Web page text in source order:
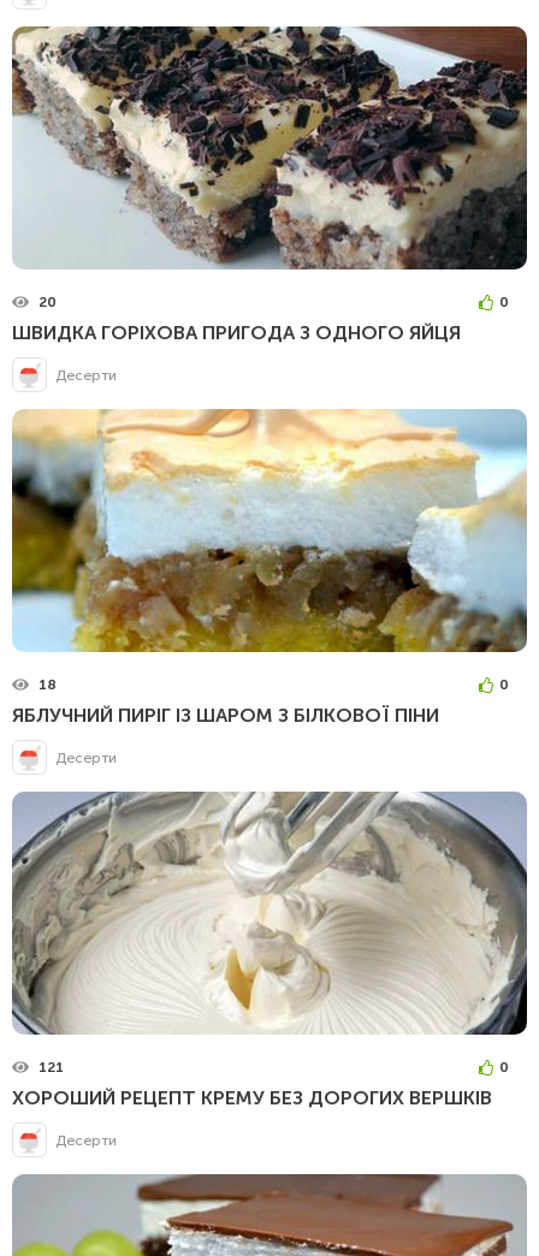
20 0
ШВИДКА ГОРІХОВА ПРИГОДА З ОДНОГО ЯЙЦЯ
Десерти
18 0
ЯБЛУЧНИЙ ПИРІГ ІЗ ШАРОМ З БІЛКОВОЇ ПІНИ
Десерти
121 0
ХОРОШИЙ РЕЦЕПТ КРЕМУ БЕЗ ДОРОГИХ ВЕРШКІВ
Десерти